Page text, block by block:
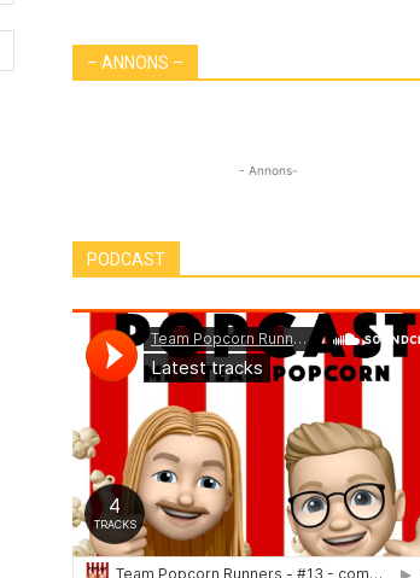
– ANNONS –
- Annons-
PODCAST